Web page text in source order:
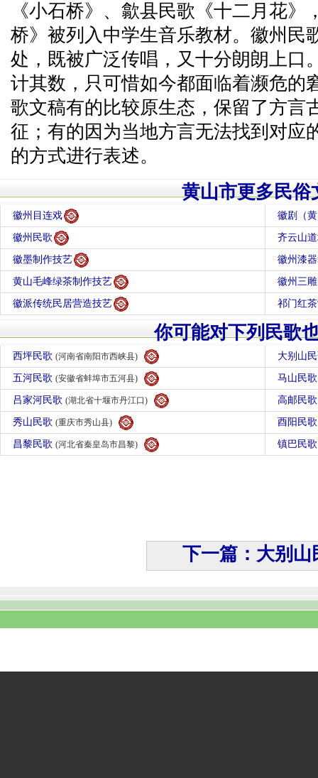
《小石桥》、歙县民歌《十二月花》
桥》被列入中学生音乐教材。徽州民
处，既被广泛传唱，又十分朗朗上口
计其数，只可惜如今都面临着濒危的
歌文稿有的比较原生态，保留了方言
征；有的因为当地方言无法找到对应
的方式进行表述。
黄山市更多民俗
徽州目连戏 徽剧（
徽州民歌 齐云山
徽墨制作技艺 徽州漆
黄山毛峰绿茶制作技艺 徽州三雕
徽派传统民居营造技艺 祁门红
你可能对下列民歌
西坪民歌 (河南省南阳市西峡县) 大别山
五河民歌 (安徽省蚌埠市五河县) 马山民
吕家河民歌 (湖北省十堰市丹江口) 高邮民
秀山民歌 (重庆市秀山县) 酉阳民
昌黎民歌 (河北省秦皇岛市昌黎) 镇巴民
下一篇：大别山